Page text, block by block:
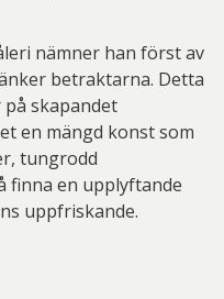
nämner han först av
betraktarna. Detta
skapandet
en mängd konst som
tungrodd
finna en upplyftande
uppfriskande.